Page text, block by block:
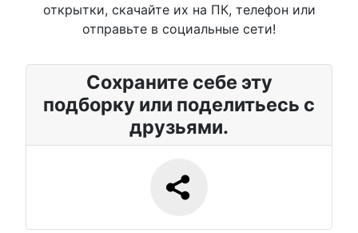
открытки, скачайте их на ПК, телефон или
отправьте в социальные сети!
Сохраните себе эту
подборку или поделитьесь с
друзьями.